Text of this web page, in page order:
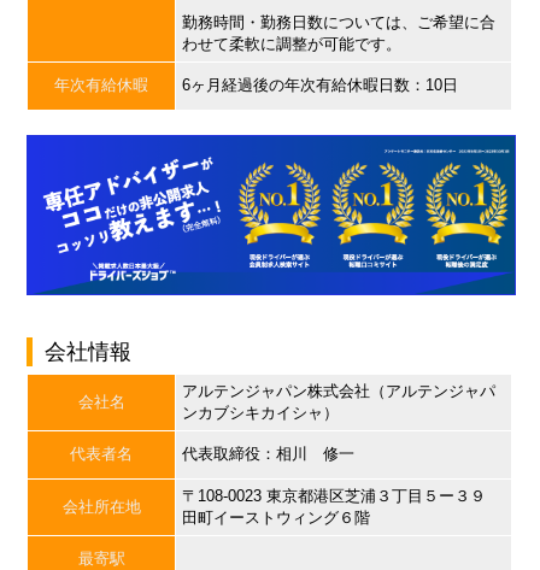
勤務時間・勤務日数については、ご希望に合
わせて柔軟に調整が可能です。
年次有給休暇 6ヶ月経過後の年次有給休暇日数：10日
会社情報
会社名
アルテンジャパン株式会社（アルテンジャパ
ンカブシキカイシャ）
代表者名 代表取締役：相川 修一
会社所在地
〒108-0023 東京都港区芝浦３丁目５ー３９
田町イーストウィング６階
最寄駅